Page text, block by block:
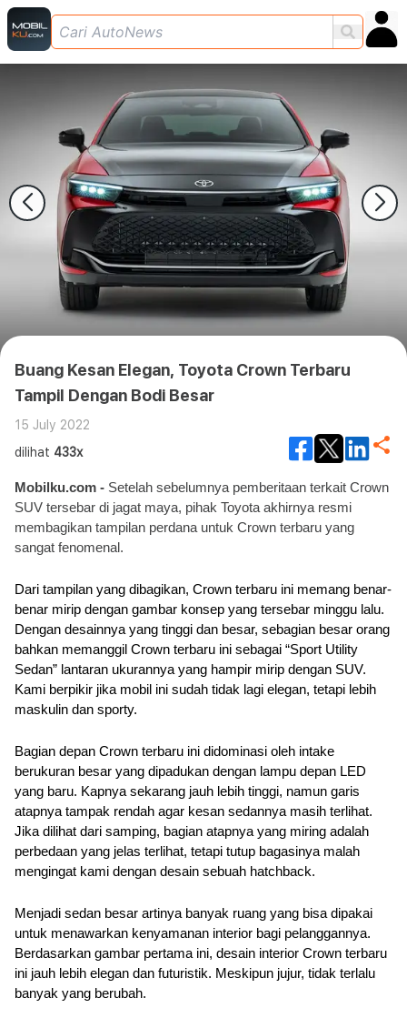
Buang Kesan Elegan, Toyota Crown Terbaru
Tampil Dengan Bodi Besar
15 July 2022
dilihat 433x
Mobilku.com - Setelah sebelumnya pemberitaan terkait Crown
SUV tersebar di jagat maya, pihak Toyota akhirnya resmi
membagikan tampilan perdana untuk Crown terbaru yang
sangat fenomenal.
Dari tampilan yang dibagikan, Crown terbaru ini memang benar-
benar mirip dengan gambar konsep yang tersebar minggu lalu.
Dengan desainnya yang tinggi dan besar, sebagian besar orang
bahkan memanggil Crown terbaru ini sebagai “Sport Utility
Sedan” lantaran ukurannya yang hampir mirip dengan SUV.
Kami berpikir jika mobil ini sudah tidak lagi elegan, tetapi lebih
maskulin dan sporty.
Bagian depan Crown terbaru ini didominasi oleh intake
berukuran besar yang dipadukan dengan lampu depan LED
yang baru. Kapnya sekarang jauh lebih tinggi, namun garis
atapnya tampak rendah agar kesan sedannya masih terlihat.
Jika dilihat dari samping, bagian atapnya yang miring adalah
perbedaan yang jelas terlihat, tetapi tutup bagasinya malah
mengingat kami dengan desain sebuah hatchback.
Menjadi sedan besar artinya banyak ruang yang bisa dipakai
untuk menawarkan kenyamanan interior bagi pelanggannya.
Berdasarkan gambar pertama ini, desain interior Crown terbaru
ini jauh lebih elegan dan futuristik. Meskipun jujur, tidak terlalu
banyak yang berubah.